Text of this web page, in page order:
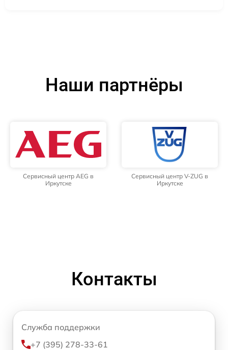
Наши партнёры
Сервисный центр AEG в
Иркутске
Сервисный центр V-ZUG в
Иркутске
Контакты
Служба поддержки
+7 (395) 278-33-61